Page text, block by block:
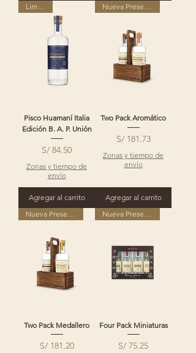
Limitado
Pisco Huamaní Italia
Edición B. A. P. Unión
Precio
S/ 84.50
Zonas y tiempo de
envío
Agregar al carrito
Nueva Presentación
Two Pack Aromático
Precio
S/ 181.73
Zonas y tiempo de
envío
Agregar al carrito
Two Pack Medallero
Precio
S/ 181.20
Four Pack Miniaturas
Precio
S/ 75.25